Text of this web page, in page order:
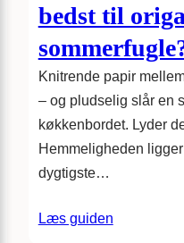
bedst til
Knitrende papir
– og pludselig slår en
køkkenbordet. Lyder
Hemmeligheden
dygtigste…
Læs guiden